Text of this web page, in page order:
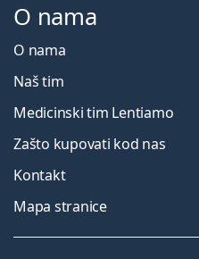
O nama
O nama
Naš tim
Medicinski tim Lentiamo
Zašto kupovati kod nas
Kontakt
Mapa stranice